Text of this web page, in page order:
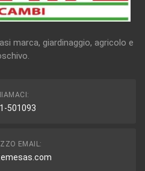
marca, giardinaggio, agricolo e
501093
EMAIL: